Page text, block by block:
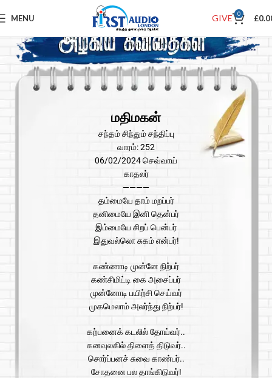
MENU GIVE 0 £
மதிமகன்
சந்தம் சிந்தும் சந்திப்பு
வாரம்: 252
06/02/2024 செவ்வாய்
காதலர்
————
தம்மையே தாம் மறப்பர்
தனிமையே இனி தென்பர்
இம்மையே சிறப் பென்பர்
இதுவல்லொ சுகம் என்பர்!
கண்ணாடி முன்னே நிற்பர்
கண்சிமிட்டி கை அசைப்பர்
முன்னோடி பயிற்சி செய்வர்
முகமெலாம் அலர்ந்து நிற்பர்!
கற்பனைக் கடலில் தோய்வர்..
கனவுலகில் திளைத் திடுவர்..
சொர்ப்பனச் சுவை காண்பர்..
சோதனை பல தாங்கிடுவர்!